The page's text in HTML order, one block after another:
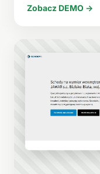
Zobacz DEMO →